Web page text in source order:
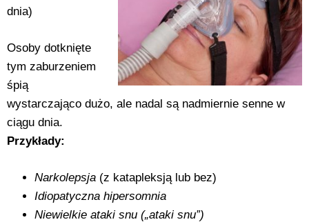
dnia)
Osoby dotknięte
tym zaburzeniem
śpią
wystarczająco dużo, ale nadal są nadmiernie senne w
ciągu dnia.
Przykłady:
Narkolepsja (z katapleksją lub bez)
Idiopatyczna hipersomnia
Niewielkie ataki snu („ataki snu”)